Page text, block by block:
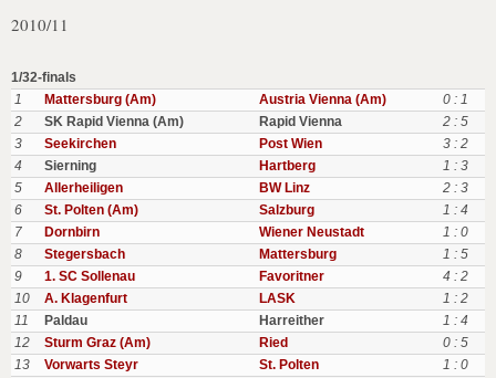
2010/11
1/32-finals
1
Mattersburg (Am) Austria Vienna (Am)
0 : 1
2
SK Rapid Vienna (Am) Rapid Vienna
2 : 5
3
Seekirchen Post Wien
3 : 2
4
Sierning Hartberg
1 : 3
5
Allerheiligen BW Linz
2 : 3
6
St. Polten (Am) Salzburg
1 : 4
7
Dornbirn Wiener Neustadt
1 : 0
8
Stegersbach Mattersburg
1 : 5
9
1. SC Sollenau Favoritner
4 : 2
10
A. Klagenfurt LASK
1 : 2
11
Paldau Harreither
1 : 4
12
Sturm Graz (Am) Ried
0 : 5
13
Vorwarts Steyr St. Polten
1 : 0